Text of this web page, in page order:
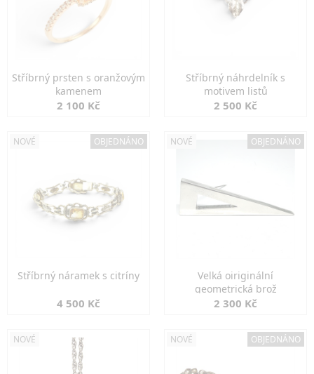
Stříbrný prsten s oranžovým
kamenem
2 100 Kč
Stříbrný náhrdelník s
motivem listů
2 500 Kč
NOVÉ OBJEDNÁNO
Stříbrný náramek s citríny
4 500 Kč
NOVÉ OBJEDNÁNO
Velká oiriginální
geometrická brož
2 300 Kč
NOVÉ NOVÉ OBJEDNÁNO